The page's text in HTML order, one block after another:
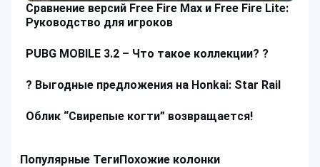
Сравнение версий Free Fire Max и Free Fire Lite:
Руководство для игроков
PUBG MOBILE 3.2 – Что такое коллекции? ?
? Выгодные предложения на Honkai: Star Rail
Облик “Свирепые когти” возвращается!
Популярные ТегиПохожие колонки